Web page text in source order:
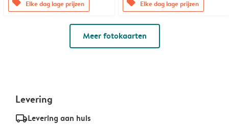
offers Elke dag lage prijzen offers Elke dag lage prijzen
Meer fotokaarten
Levering
delivery_standard_v2Levering aan huis